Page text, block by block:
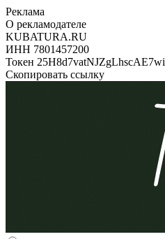
Реклама
О рекламодателе
KUBATURA.RU
ИНН 7801457200
Токен 25H8d7vatNJZgLhscAE7wi
Скопировать ссылку